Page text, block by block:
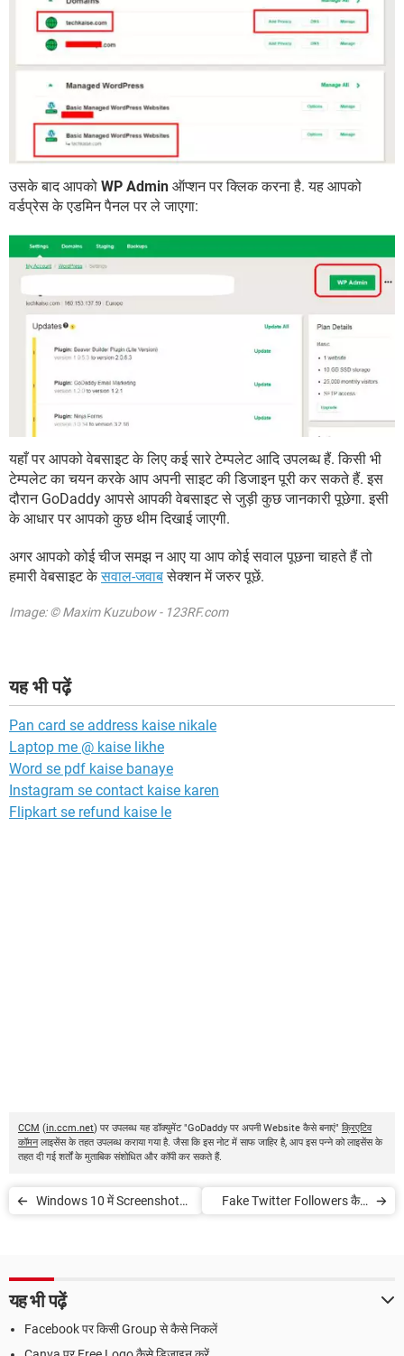
उसके बाद आपको WP Admin ऑप्शन पर क्लिक करना है. यह आपको
वर्डप्रेस के एडमिन पैनल पर ले जाएगा:
यहाँ पर आपको वेबसाइट के लिए कई सारे टेम्पलेट आदि उपलब्ध हैं. किसी भी
टेम्पलेट का चयन करके आप अपनी साइट की डिजाइन पूरी कर सकते हैं. इस
दौरान GoDaddy आपसे आपकी वेबसाइट से जुड़ी कुछ जानकारी पूछेगा. इसी
के आधार पर आपको कुछ थीम दिखाई जाएगी.
अगर आपको कोई चीज समझ न आए या आप कोई सवाल पूछना चाहते हैं तो
हमारी वेबसाइट केसवाल-जवाबसेक्शन में जरुर पूछें.
Image: © Maxim Kuzubow - 123RF.com
यह भी पढ़ें
Pan card se address kaise nikale
Laptop me @ kaise likhe
Word se pdf kaise banaye
Instagram se contact kaise karen
Flipkart se refund kaise le
CCM (in.ccm.net) पर उपलब्ध यह डॉक्युमेंट "GoDaddy पर अपनी Website कैसे बनाएं" क्रिएटिव
कॉमनलाइसेंस के तहत उपलब्ध कराया गया है. जैसा कि इस नोट में साफ जाहिर है, आप इस पन्ने को लाइसेंस के
तहत दी गई शर्तों के मुताबिक संशोधित और कॉपी कर सकते हैं.
Windows 10 में Screenshot
Fake Twitter Followers कैसे
यह भी पढ़ें
Facebook पर किसी Group से कैसे निकलें